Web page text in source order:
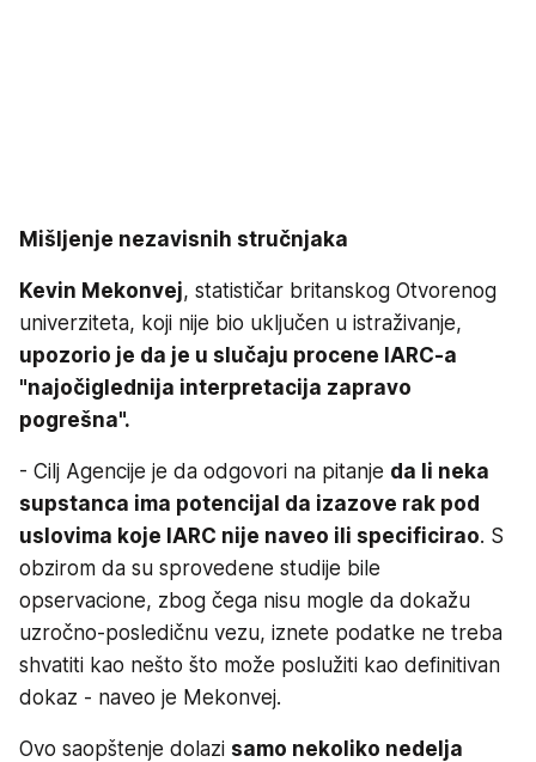
Mišljenje nezavisnih stručnjaka
Kevin Mekonvej, statističar britanskog Otvorenog
univerziteta, koji nije bio uključen u istraživanje,
upozorio je da je u slučaju procene IARC-a
"najočiglednija interpretacija zapravo
pogrešna".
- Cilj Agencije je da odgovori na pitanje da li neka
supstanca ima potencijal da izazove rak pod
uslovima koje IARC nije naveo ili specificirao. S
obzirom da su sprovedene studije bile
opservacione, zbog čega nisu mogle da dokažu
uzročno-posledičnu vezu, iznete podatke ne treba
shvatiti kao nešto što može poslužiti kao definitivan
dokaz - naveo je Mekonvej.
Ovo saopštenje dolazi samo nekoliko nedelja